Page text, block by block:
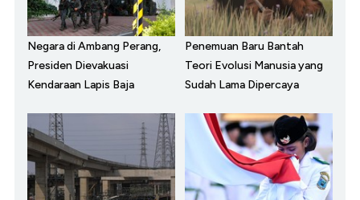
Negara di Ambang Perang,
Presiden Dievakuasi
Kendaraan Lapis Baja
Penemuan Baru Bantah
Teori Evolusi Manusia yang
Sudah Lama Dipercaya